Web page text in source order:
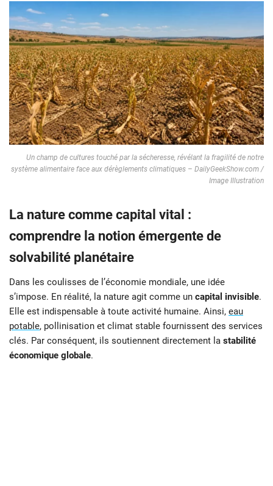
Un champ de cultures touché par la sécheresse, révélant la fragilité de notre
système alimentaire face aux dérèglements climatiques – DailyGeekShow.com /
Image Illustration
La nature comme capital vital :
comprendre la notion émergente de
solvabilité planétaire
Dans les coulisses de l’économie mondiale, une idée
s’impose. En réalité, la nature agit comme un capital invisible.
Elle est indispensable à toute activité humaine. Ainsi, eau
potable, pollinisation et climat stable fournissent des services
clés. Par conséquent, ils soutiennent directement la stabilité
économique globale.